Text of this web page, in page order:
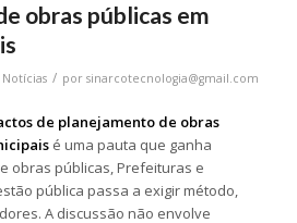
obras públicas em
/ por sinarcotecnologia@gmail.com
de planejamento de obras
é uma pauta que ganha
obras públicas, Prefeituras e
pública passa a exigir método,
A discussão não envolve